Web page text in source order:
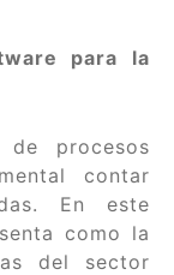
para la
de procesos
contar
En este
como la
del sector